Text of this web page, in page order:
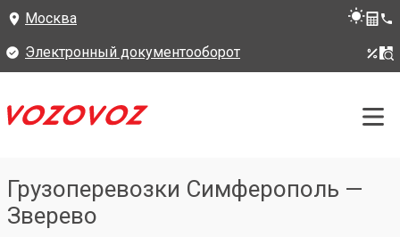
Москва
Электронный документооборот
Грузоперевозки Симферополь —
Зверево